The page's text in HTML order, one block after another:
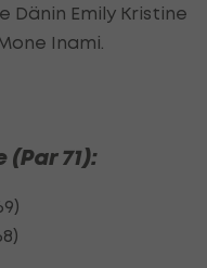
Dänin Emily Kristine
Inami.
71):